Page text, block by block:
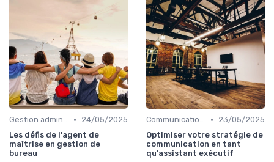
Gestion administrative •
24/05/2025
Les défis de l'agent de
maîtrise en gestion de
bureau
Communication numérique •
23/05/2025
Optimiser votre stratégie de
communication en tant
qu'assistant exécutif